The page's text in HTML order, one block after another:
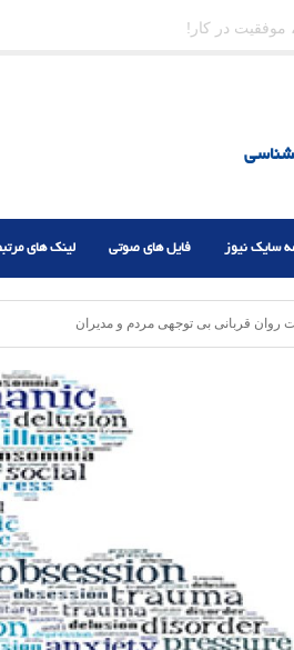
ولی شکست می‌خوریم؟
سایک نیوز فایل های صوتی لینک های
قربانی بی توجهی مردم و مدیران